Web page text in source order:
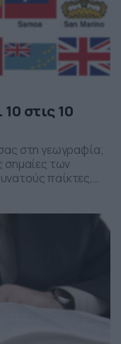
στις 10
στη γεωγραφία;
σημαίες των
παίκτες,